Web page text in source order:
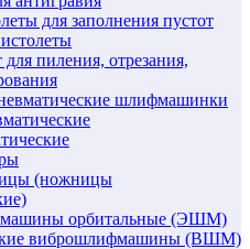
для заполнения пустот
пиления, отрезания,
шлифмашинки
(ножницы
орбитальные (ЭШМ)
виброшлифмашины (ВШМ)